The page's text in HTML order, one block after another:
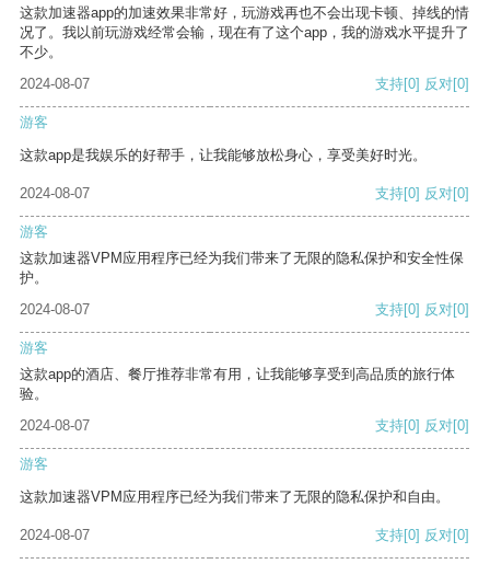
这款加速器app的加速效果非常好，玩游戏再也不会出现卡顿、掉线的情
况了。我以前玩游戏经常会输，现在有了这个app，我的游戏水平提升了
不少。
2024-08-07
支持[0] 反对[0]
游客
这款app是我娱乐的好帮手，让我能够放松身心，享受美好时光。
2024-08-07 支持[0] 反对[0]
游客
这款加速器VPM应用程序已经为我们带来了无限的隐私保护和安全性保
护。
2024-08-07
支持[0] 反对[0]
游客
这款app的酒店、餐厅推荐非常有用，让我能够享受到高品质的旅行体
验。
2024-08-07
支持[0] 反对[0]
游客
这款加速器VPM应用程序已经为我们带来了无限的隐私保护和自由。
2024-08-07 支持[0] 反对[0]